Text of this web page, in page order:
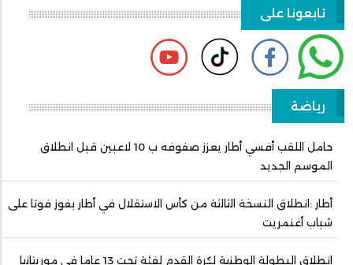
تابعونا على
رياضة
حامل اللقب أفسي أطار يعزز صفوفه ب 10 لاعبين قبل انطلاق
الموسم الجديد
أطار :انطلاق النسخة الثالثة من كأس الاستقلال في أطار بفوز فوتا على
شباب أغنمريت
انطلاق البطولة الوطنية لكرة القدم لفئة تحت 13 عاما في موريتانيا